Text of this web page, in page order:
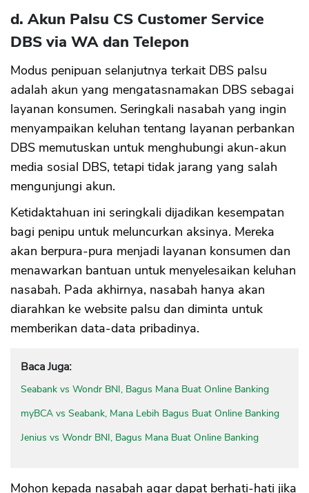
d. Akun Palsu CS Customer Service
DBS via WA dan Telepon
Modus penipuan selanjutnya terkait DBS palsu
adalah akun yang mengatasnamakan DBS sebagai
layanan konsumen. Seringkali nasabah yang ingin
menyampaikan keluhan tentang layanan perbankan
DBS memutuskan untuk menghubungi akun-akun
media sosial DBS, tetapi tidak jarang yang salah
mengunjungi akun.
Ketidaktahuan ini seringkali dijadikan kesempatan
bagi penipu untuk meluncurkan aksinya. Mereka
akan berpura-pura menjadi layanan konsumen dan
menawarkan bantuan untuk menyelesaikan keluhan
nasabah. Pada akhirnya, nasabah hanya akan
diarahkan ke website palsu dan diminta untuk
memberikan data-data pribadinya.
Baca Juga:
Seabank vs Wondr BNI, Bagus Mana Buat Online Banking
myBCA vs Seabank, Mana Lebih Bagus Buat Online Banking
Jenius vs Wondr BNI, Bagus Mana Buat Online Banking
Mohon kepada nasabah agar dapat berhati-hati jika